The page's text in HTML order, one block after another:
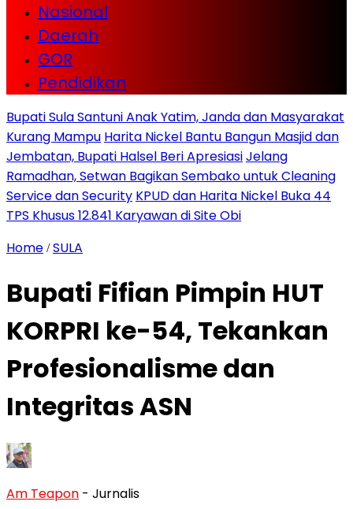
Nasional
Daerah
GOR
Pendidikan
Bupati Sula Santuni Anak Yatim, Janda dan Masyarakat
Kurang Mampu Harita Nickel Bantu Bangun Masjid dan
Jembatan, Bupati Halsel Beri ApresiasiJelang
Ramadhan, Setwan Bagikan Sembako untuk Cleaning
Service dan Security KPUD dan Harita Nickel Buka 44
TPS Khusus 12.841 Karyawan di Site Obi
Home /SULA
Bupati Fifian Pimpin HUT
KORPRI ke-54, Tekankan
Profesionalisme dan
Integritas ASN
Am Teapon - Jurnalis